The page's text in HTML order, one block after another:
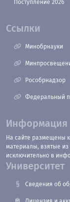
Поступление 2026
Ссылки
Минобрнауки
Рособрнадзор
Федеральный
Информация
На сайте размещены
материалы, взятые из
исключительно в
Университет
Сведения об